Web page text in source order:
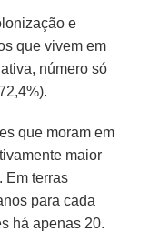
e
que vivem em
número só
que moram em
maior
Em terras
para cada
há apenas 20.